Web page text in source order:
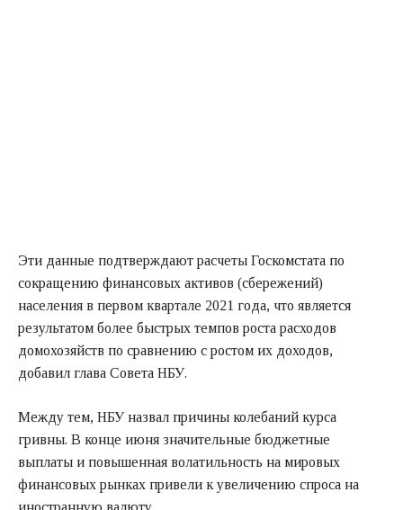
Эти данные подтверждают расчеты Госкомстата по
сокращению финансовых активов (сбережений)
населения в первом квартале 2021 года, что является
результатом более быстрых темпов роста расходов
домохозяйств по сравнению с ростом их доходов,
добавил глава Совета НБУ.
Между тем, НБУ назвал причины колебаний курса
гривны. В конце июня значительные бюджетные
выплаты и повышенная волатильность на мировых
финансовых рынках привели к увеличению спроса на
иностранную валюту.